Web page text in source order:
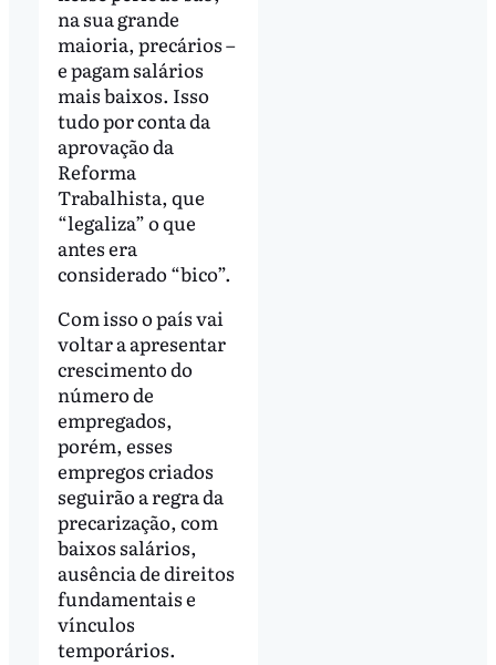
na sua grande
maioria, precários –
e pagam salários
mais baixos. Isso
tudo por conta da
aprovação da
Reforma
Trabalhista, que
“legaliza” o que
antes era
considerado “bico”.
Com isso o país vai
voltar a apresentar
crescimento do
número de
empregados,
porém, esses
empregos criados
seguirão a regra da
precarização, com
baixos salários,
ausência de direitos
fundamentais e
vínculos
temporários.